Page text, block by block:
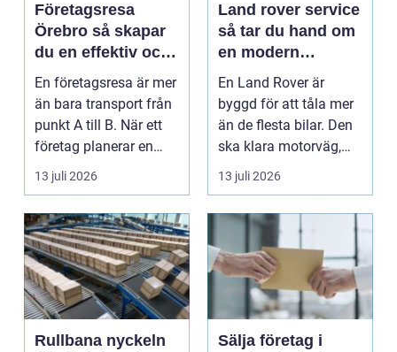
Företagsresa
Örebro så skapar
du en effektiv och
minnesvärd resa
En företagsresa är mer
än bara transport från
punkt A till B. När ett
företag planerar en
resa för m...
13 juli 2026
Land rover service
så tar du hand om
en modern
klassiker
En Land Rover är
byggd för att tåla mer
än de flesta bilar. Den
ska klara motorväg,
stadstrafik, gru...
13 juli 2026
Rullbana nyckeln
Sälja företag i